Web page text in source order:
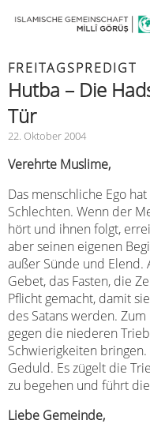
FREITAGSPREDIGT
Hutba – Die
Tür
22. Oktober 2004
Verehrte Muslime,
Das menschliche Ego
Schlechten. Wenn der
hört und ihnen folgt,
aber seinen eigenen
außer Sünde und Elend.
Gebet, das Fasten, die
Pflicht gemacht, damit
des Satans werden.
gegen die niederen
Schwierigkeiten
Geduld. Es zügelt die
zu begehen und führt
Liebe Gemeinde,